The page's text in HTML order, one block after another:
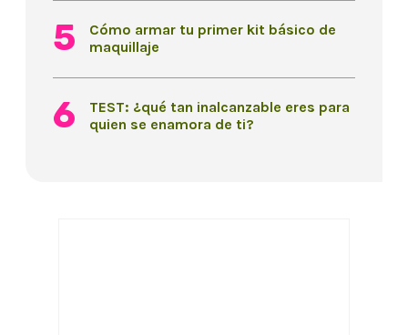
Cómo armar tu primer kit básico de
maquillaje
TEST: ¿qué tan inalcanzable eres para
quien se enamora de ti?